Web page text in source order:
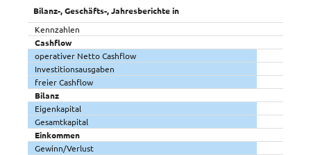
Bilanz-, Geschäfts-, Jahresberichte in
Kennzahlen
Cashflow
operativer Netto Cashflow
Investitionsausgaben
freier Cashflow
Bilanz
Eigenkapital
Gesamtkapital
Einkommen
Gewinn/Verlust